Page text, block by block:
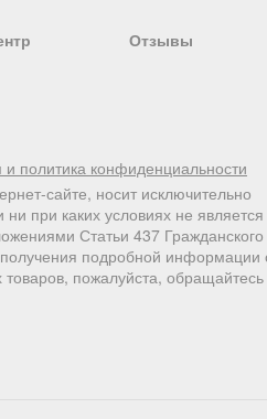
Отзывы
политика конфиденциальности
сайте, носит исключительно
при каких условиях не
Статьи 437 Гражданского
подробной информации
товаров, пожалуйста,